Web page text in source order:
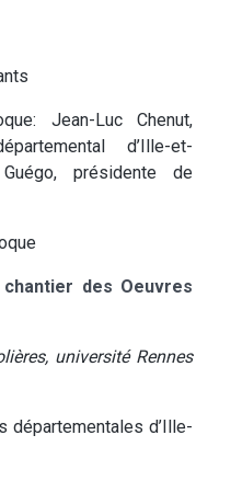
Jean-Luc Chenut,
d’Ille-et-
présidente de
des Oeuvres
université Rennes
départementales d’Ille-